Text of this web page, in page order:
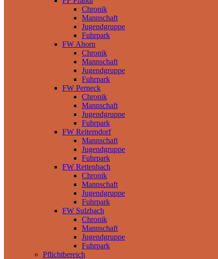
Chronik
Mannschaft
Jugendgruppe
Fuhrpark
FW Ahorn
Chronik
Mannschaft
Jugendgruppe
Fuhrpark
FW Perneck
Chronik
Mannschaft
Jugendgruppe
Fuhrpark
FW Reiterndorf
Mannschaft
Jugendgruppe
Fuhrpark
FW Rettenbach
Chronik
Mannschaft
Jugendgruppe
Fuhrpark
FW Sulzbach
Chronik
Mannschaft
Jugendgruppe
Fuhrpark
Pflichtbereich